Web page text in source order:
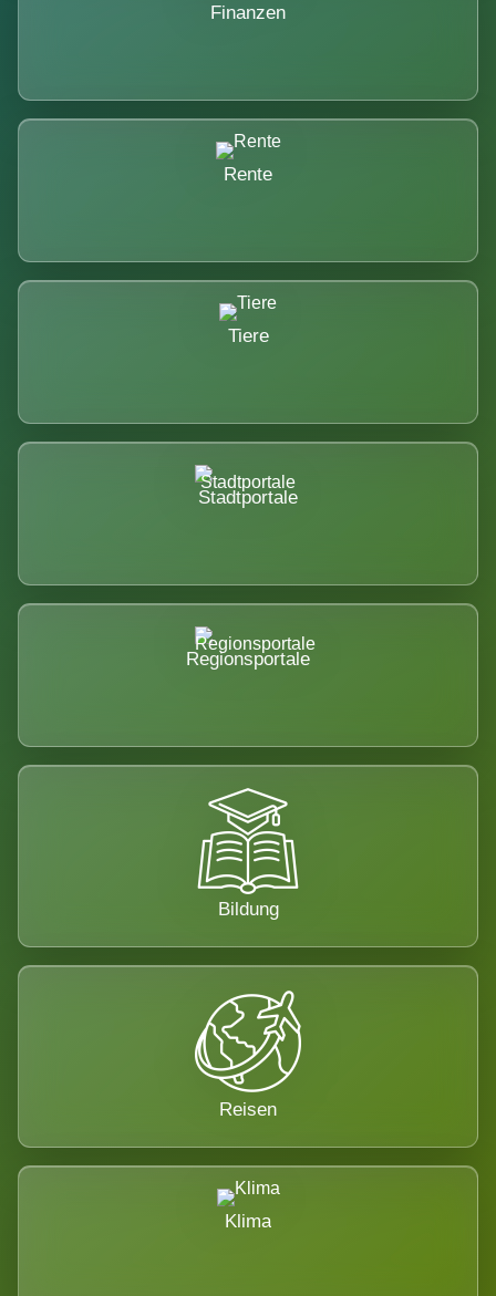
Finanzen
Rente
Tiere
Stadtportale
Regionsportale
Bildung
Reisen
Klima